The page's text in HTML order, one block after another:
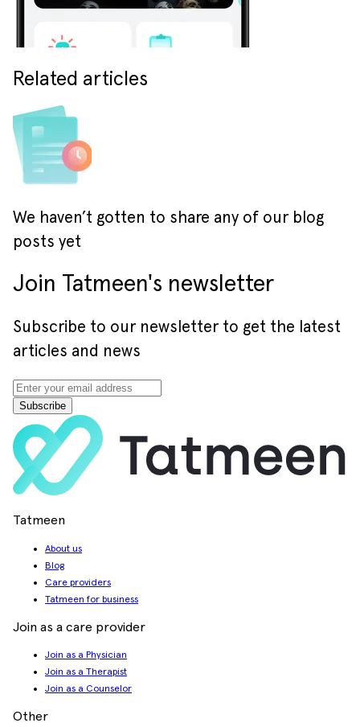
Related articles
We haven’t gotten to share any of our blog
posts yet
Join Tatmeen's newsletter
Subscribe to our newsletter to get the latest
articles and news
Subscribe
Tatmeen
About us
Blog
Care providers
Tatmeen for business
Join as a care provider
Join as a Physician
Join as a Therapist
Join as a Counselor
Other